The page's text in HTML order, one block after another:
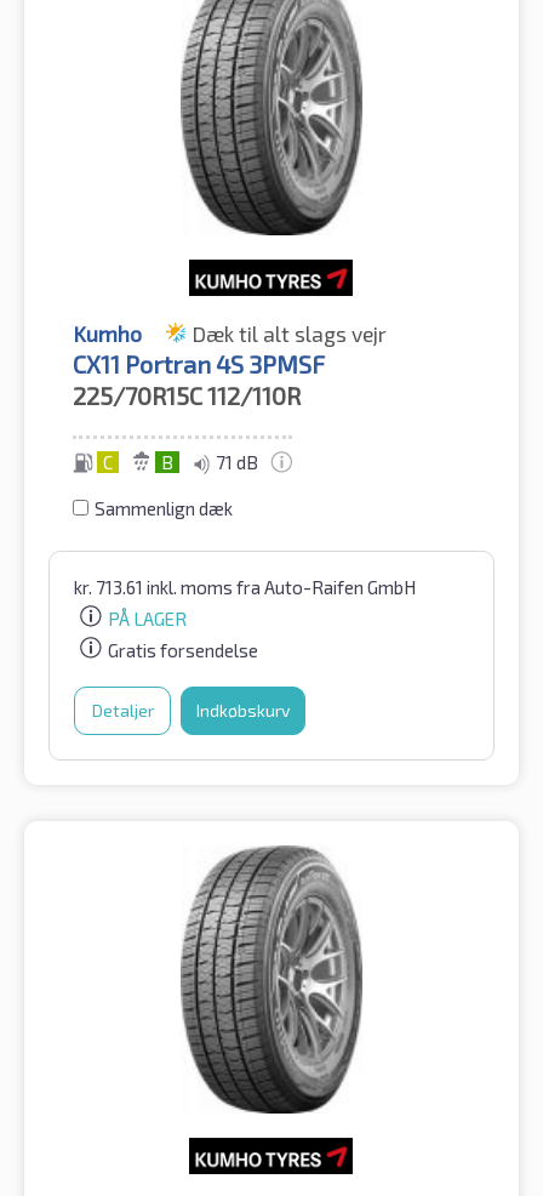
Kumho Dæk til alt slags vejr
CX11 Portran 4S 3PMSF
225/70R15C112/110R
C B 71 dB
Sammenlign dæk
kr. 713.61 inkl. moms fra Auto-Raifen GmbH
PÅ LAGER
Gratis forsendelse
Detaljer Indkøbskurv